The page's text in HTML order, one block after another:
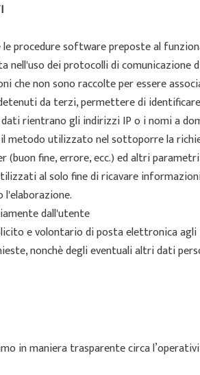
procedure software preposte al
nell'uso dei protocolli di comunicazione
che non sono raccolte per essere
da terzi, permettere di
rientrano gli indirizzi IP o i nomi a
metodo utilizzato nel sottoporre la
(buon fine, errore, ecc.) ed altri
al solo fine di ricavare
dall'utente
e volontario di posta elettronica
nonchè degli eventuali altri dati
in maniera trasparente circa